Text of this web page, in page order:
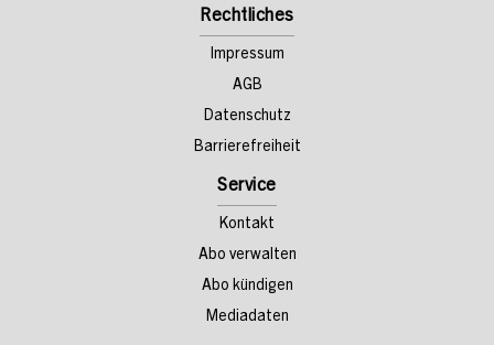
Rechtliches
Impressum
AGB
Datenschutz
Barrierefreiheit
Service
Kontakt
Abo verwalten
Abo kündigen
Mediadaten